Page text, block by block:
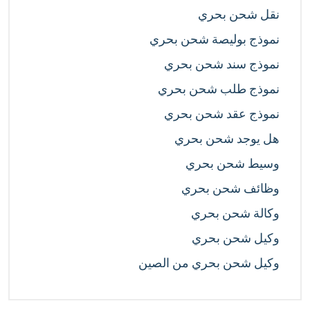
نقل شحن بحري
نموذج بوليصة شحن بحري
نموذج سند شحن بحري
نموذج طلب شحن بحري
نموذج عقد شحن بحري
هل يوجد شحن بحري
وسيط شحن بحري
وظائف شحن بحري
وكالة شحن بحري
وكيل شحن بحري
وكيل شحن بحري من الصين